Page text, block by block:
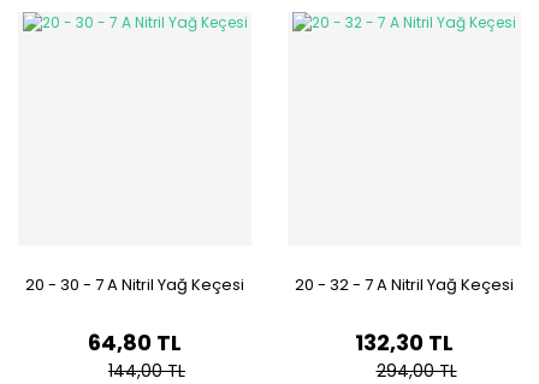
20 - 30 - 7 A Nitril Yağ Keçesi
64,80 TL
144,00 TL
20 - 32 - 7 A Nitril Yağ Keçesi
132,30 TL
294,00 TL